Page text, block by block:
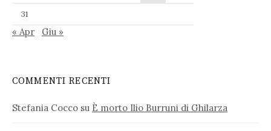
31
« Apr Giu »
COMMENTI RECENTI
Stefania Cocco su È morto Ilio Burruni di Ghilarza